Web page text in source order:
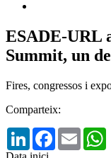
ESADE-URL
Summit, un
Fires, congressos i
Comparteix:
LinkedInFacebook
Email